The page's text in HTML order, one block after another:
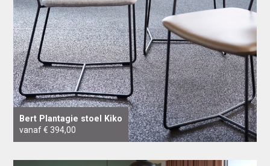
Bert Plantagie stoel Kiko
vanaf € 394,00